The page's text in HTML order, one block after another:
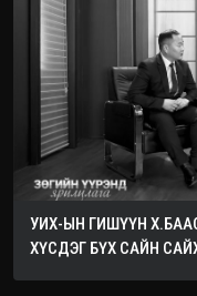
УИХ-ЫН ГИШҮҮН
ХҮСДЭГ БҮХ САЙН